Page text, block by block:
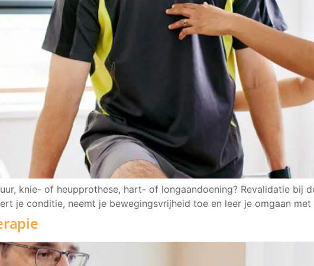
knie- of heupprothese, hart- of longaandoening? Revalidatie bij
je conditie, neemt je bewegingsvrijheid toe en leer je omgaan